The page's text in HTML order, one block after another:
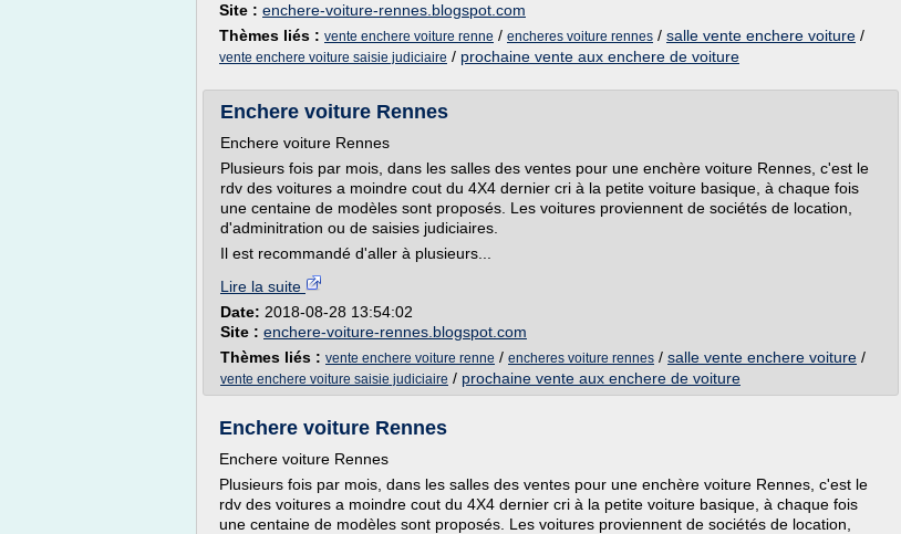
Site : enchere-voiture-rennes.blogspot.com
Thèmes liés : vente enchere voiture renne / encheres voiture rennes / salle vente enchere voiture /
vente enchere voiture saisie judiciaire / prochaine vente aux enchere de voiture
Enchere voiture Rennes
Enchere voiture Rennes
Plusieurs fois par mois, dans les salles des ventes pour une enchère voiture Rennes, c'est le
rdv des voitures a moindre cout du 4X4 dernier cri à la petite voiture basique, à chaque fois
une centaine de modèles sont proposés. Les voitures proviennent de sociétés de location,
d'adminitration ou de saisies judiciaires.
Il est recommandé d'aller à plusieurs...
Lire la suite
Date: 2018-08-28 13:54:02
Site : enchere-voiture-rennes.blogspot.com
Thèmes liés : vente enchere voiture renne / encheres voiture rennes / salle vente enchere voiture /
vente enchere voiture saisie judiciaire / prochaine vente aux enchere de voiture
Enchere voiture Rennes
Enchere voiture Rennes
Plusieurs fois par mois, dans les salles des ventes pour une enchère voiture Rennes, c'est le
rdv des voitures a moindre cout du 4X4 dernier cri à la petite voiture basique, à chaque fois
une centaine de modèles sont proposés. Les voitures proviennent de sociétés de location,